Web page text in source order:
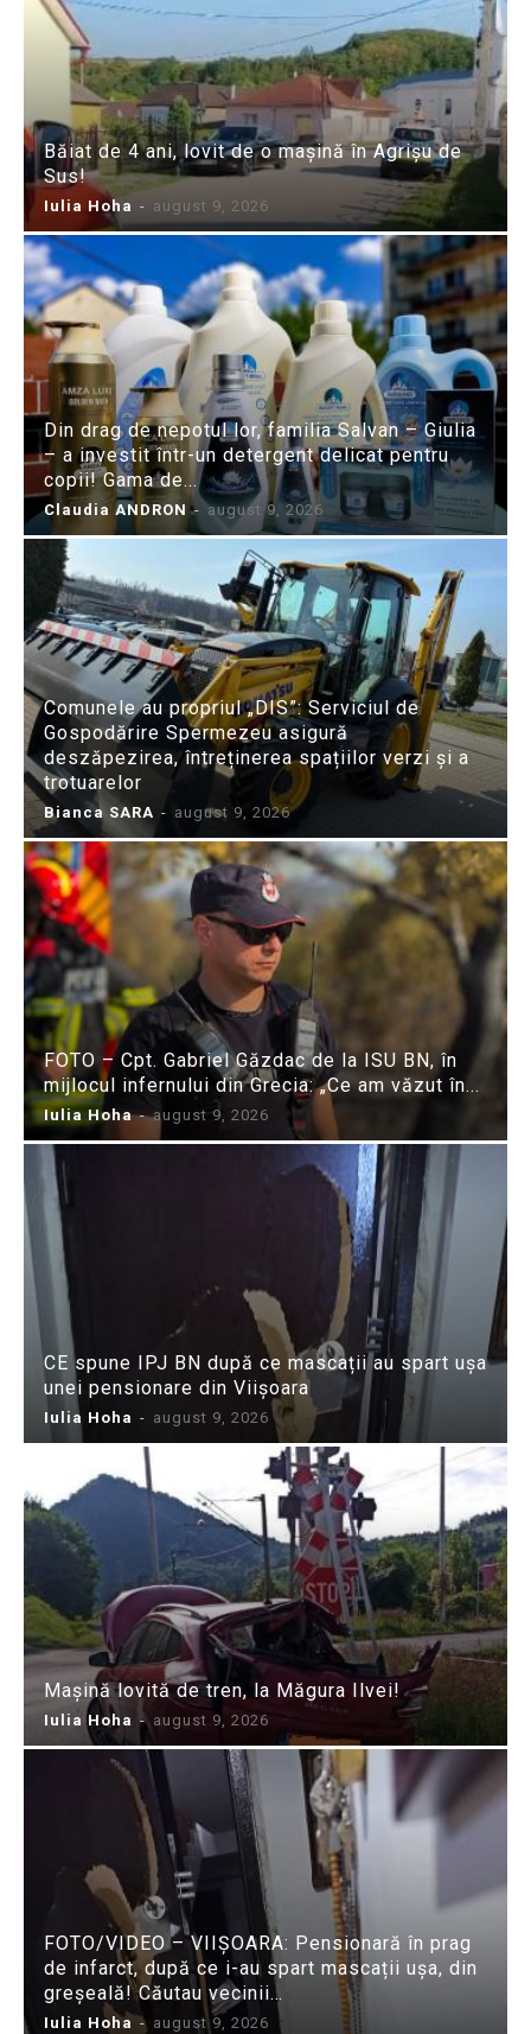
Băiat de 4 ani, lovit de o mașină în Agrișu de
Sus!
Iulia Hoha - august 9, 2026
Din drag de nepotul lor, familia Salvan – Giulia
– a investit într-un detergent delicat pentru
copii! Gama de...
Claudia ANDRON - august 9, 2026
Comunele au propriul „DIS”: Serviciul de
Gospodărire Spermezeu asigură
deszăpezirea, întreținerea spațiilor verzi și a
trotuarelor
Bianca SARA - august 9, 2026
FOTO – Cpt. Gabriel Găzdac de la ISU BN, în
mijlocul infernului din Grecia: „Ce am văzut în...
Iulia Hoha - august 9, 2026
CE spune IPJ BN după ce mascații au spart ușa
unei pensionare din Viișoara
Iulia Hoha - august 9, 2026
Mașină lovită de tren, la Măgura Ilvei!
Iulia Hoha - august 9, 2026
FOTO/VIDEO – VIIȘOARA: Pensionară în prag
de infarct, după ce i-au spart mascații ușa, din
greșeală! Căutau vecinii…
Iulia Hoha - august 9, 2026